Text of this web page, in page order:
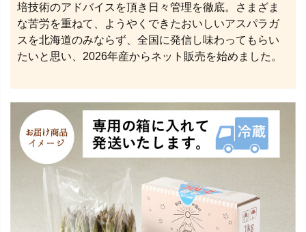
培技術のアドバイスを頂き日々管理を徹底。さまざま
な苦労を重ねて、ようやくできたおいしいアスパラガ
スを北海道のみならず、全国に発信し味わってもらい
たいと思い、2026年産からネット販売を始めました。